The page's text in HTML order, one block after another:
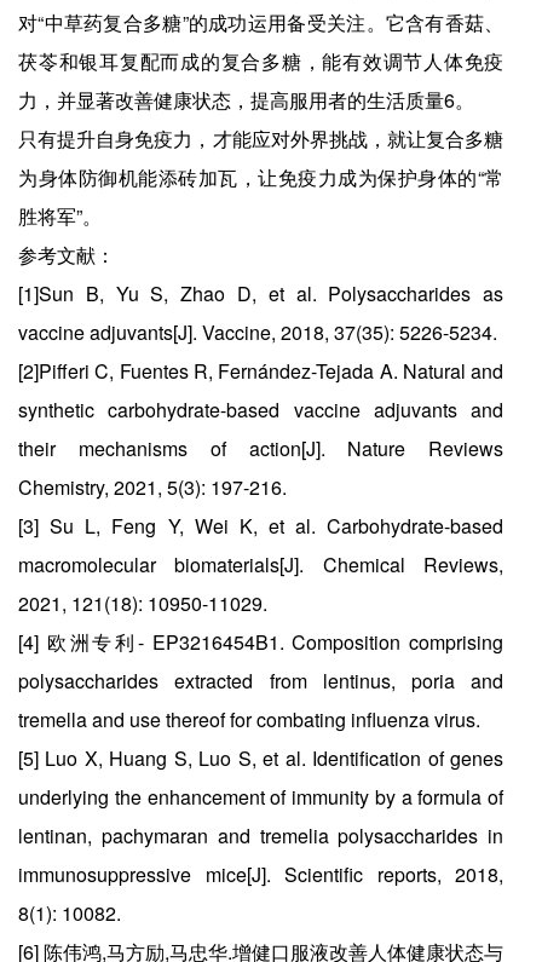
对“中草药复合多糖”的成功运用备受关注。它含有香菇、
茯苓和银耳复配而成的复合多糖，能有效调节人体免疫
力，并显著改善健康状态，提高服用者的生活质量6。
只有提升自身免疫力，才能应对外界挑战，就让复合多糖
为身体防御机能添砖加瓦，让免疫力成为保护身体的“常
胜将军”。
参考文献：
[1]Sun B, Yu S, Zhao D, et al. Polysaccharides as
vaccine adjuvants[J]. Vaccine, 2018, 37(35): 5226-5234.
[2]Pifferi C, Fuentes R, Fernández-Tejada A. Natural and
synthetic carbohydrate-based vaccine adjuvants and
their mechanisms of action[J]. Nature Reviews
Chemistry, 2021, 5(3): 197-216.
[3] Su L, Feng Y, Wei K, et al. Carbohydrate-based
macromolecular biomaterials[J]. Chemical Reviews,
2021, 121(18): 10950-11029.
[4] 欧洲专利- EP3216454B1. Composition comprising
polysaccharides extracted from lentinus, poria and
tremella and use thereof for combating influenza virus.
[5] Luo X, Huang S, Luo S, et al. Identification of genes
underlying the enhancement of immunity by a formula of
lentinan, pachymaran and tremelia polysaccharides in
immunosuppressive mice[J]. Scientific reports, 2018,
8(1): 10082.
[6] 陈伟鸿,马方励,马忠华.增健口服液改善人体健康状态与